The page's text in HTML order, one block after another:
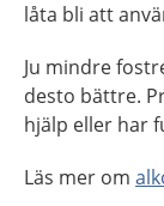
låta bli att
Ju mindre
desto bättre.
hjälp eller har
Läs mer om